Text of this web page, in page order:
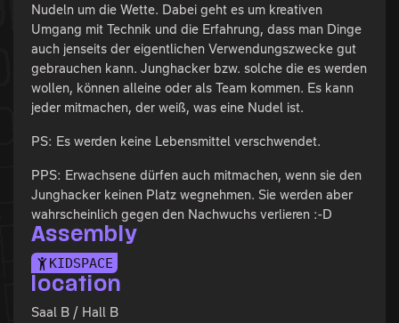
Nudeln um die Wette. Dabei geht es um kreativen
Umgang mit Technik und die Erfahrung, dass man Dinge
auch jenseits der eigentlichen Verwendungszwecke gut
gebrauchen kann. Junghacker bzw. solche die es werden
wollen, können alleine oder als Team kommen. Es kann
jeder mitmachen, der weiß, was eine Nudel ist.
PS: Es werden keine Lebensmittel verschwendet.
PPS: Erwachsene dürfen auch mitmachen, wenn sie den
Junghacker keinen Platz wegnehmen. Sie werden aber
wahrscheinlich gegen den Nachwuchs verlieren :-D
Assembly
KIDSPACE
location
Saal B / Hall B